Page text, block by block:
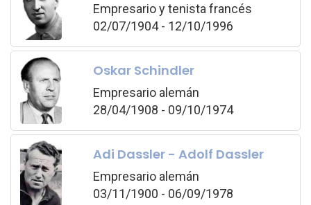
Empresario y tenista francés
02/07/1904 - 12/10/1996
Oskar Schindler
Empresario alemán
28/04/1908 - 09/10/1974
Adi Dassler - Adolf Dassler
Empresario alemán
03/11/1900 - 06/09/1978